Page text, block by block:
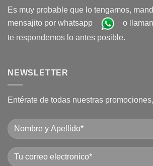
Es muy probable que lo tengamos,
mensajito por whatsapp
o
te respondemos lo antes posible.
NEWSLETTER
Entérate de todas nuestras